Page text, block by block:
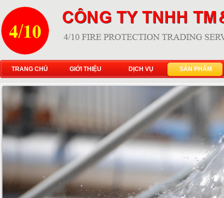
TRANG CHỦ GIỚI THIỆU DỊCH VỤ SẢN PHẨM